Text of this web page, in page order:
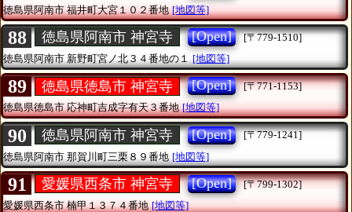
徳島県阿南市福井町大宮１０２番地 [地図等]
88 徳島県阿南市 神宮寺 [Open]
[〒779-1510]
徳島県阿南市 新野町宮ノ北３４番地の１ [地図等]
89 徳島県徳島市 神宮寺 [Open]
[〒771-1153]
徳島県徳島市応神町吉成字有天３番地 [地図等]
90 徳島県阿南市 神宮寺 [Open]
[〒779-1241]
徳島県阿南市 那賀川町三栗８９番地 [地図等]
91 愛媛県西条市 神宮寺 [Open]
[〒799-1302]
愛媛県西条市楠甲１３７４番地 [地図等]